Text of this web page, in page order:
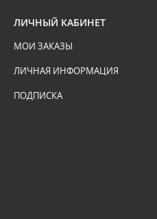
ЛИЧНЫЙ КАБИНЕТ
МОИ ЗАКАЗЫ
ЛИЧНАЯ ИНФОРМАЦИЯ
ПОДПИСКА